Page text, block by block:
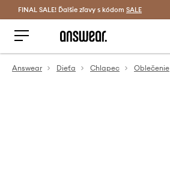
Šetrite s Answear Club >
FINAL SALE! Ďalšie zľavy s kódom SALE
Answear Dieťa Chlapec Oblečenie